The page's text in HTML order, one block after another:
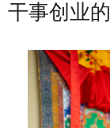
干事创业